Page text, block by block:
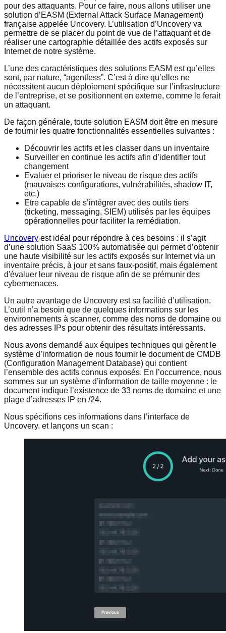
pour des attaquants. Pour ce faire, nous allons utiliser une
solution d’EASM (External Attack Surface Management)
française appelée Uncovery. L’utilisation d’Uncovery va
permettre de se placer du point de vue de l’attaquant et de
réaliser une cartographie détaillée des actifs exposés sur
Internet de notre système.
L’une des caractéristiques des solutions EASM est qu’elles
sont, par nature, “agentless”. C’est à dire qu’elles ne
nécessitent aucun déploiement spécifique sur l’infrastructure
de l’entreprise, et se positionnent en externe, comme le ferait
un attaquant.
De façon générale, toute solution EASM doit être en mesure
de fournir les quatre fonctionnalités essentielles suivantes :
Découvrir les actifs et les classer dans un inventaire
Surveiller en continue les actifs afin d’identifier tout
changement
Evaluer et prioriser le niveau de risque des actifs
(mauvaises configurations, vulnérabilités, shadow IT,
etc.)
Etre capable de s’intégrer avec des outils tiers
(ticketing, messaging, SIEM) utilisés par les équipes
opérationnelles pour faciliter la remédiation.
Uncovery est idéal pour répondre à ces besoins : il s’agit
d’une solution SaaS 100% automatisée qui permet d’obtenir
une haute visibilité sur les actifs exposés sur Internet via un
inventaire précis, à jour et sans faux-positif, mais également
d'évaluer leur niveau de risque afin de se prémunir des
cybermenaces.
Un autre avantage de Uncovery est sa facilité d’utilisation.
L’outil n’a besoin que de quelques informations sur les
environnements à scanner, comme des noms de domaine ou
des adresses IPs pour obtenir des résultats intéressants.
Nous avons demandé aux équipes techniques qui gèrent le
système d’information de nous fournir le document de CMDB
(Configuration Management Database) qui contient
l’ensemble des actifs connus exposés. En l’occurrence, nous
sommes sur un système d’information de taille moyenne : le
document indique l’existence de 33 noms de domaine et une
plage d’adresses IP en /24.
Nous spécifions ces informations dans l’interface de
Uncovery, et lançons un scan :